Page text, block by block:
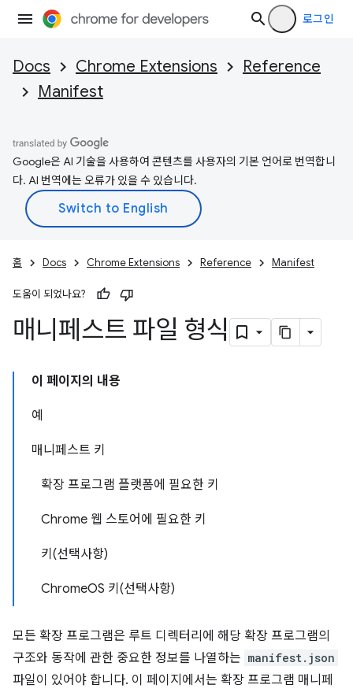
로그인
Docs Chrome Extensions
Reference
Manifest
Google은 AI 기술을 사용하여 콘텐츠를 사용자의 기본 언어로 번역합니
다. AI 번역에는 오류가 있을 수 있습니다.
홈 Docs Chrome Extensions Reference Manifest
도움이 되었나요?
매니페스트 파일 형식
이 페이지의 내용
예
매니페스트 키
확장 프로그램 플랫폼에 필요한 키
Chrome 웹 스토어에 필요한 키
키(선택사항)
ChromeOS 키(선택사항)
모든 확장 프로그램은 루트 디렉터리에 해당 확장 프로그램의
구조와 동작에 관한 중요한 정보를 나열하는 manifest.json
파일이 있어야 합니다. 이 페이지에서는 확장 프로그램 매니페